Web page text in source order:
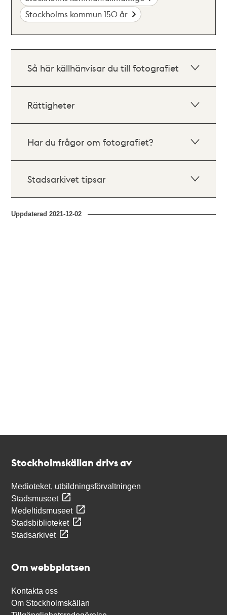
Stockholms kommun 150 år
Så här källhänvisar du till fotografiet
Rättigheter
Har du frågor om fotografiet?
Stadsarkivet tipsar
Uppdaterad2021-12-02
Stockholmskällan drivs av
Medioteket, utbildningsförvaltningen
Stadsmuseet
Medeltidsmuseet
Stadsbiblioteket
Stadsarkivet
Om webbplatsen
Kontakta oss
Om Stockholmskällan